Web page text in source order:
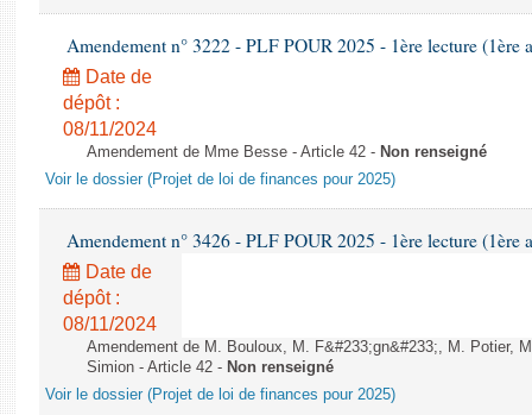
Amendement n° 3222 - PLF POUR 2025 - 1ère lecture (1ère
Date de
dépôt :
08/11/2024
Amendement de Mme Besse - Article 42 - Non renseigné
Voir le dossier (Projet de loi de finances pour 2025)
Amendement n° 3426 - PLF POUR 2025 - 1ère lecture (1ère
Date de
dépôt :
08/11/2024
Amendement de M. Bouloux, M. F&#233;gn&#233;, M. Potier,
Simion - Article 42 - Non renseigné
Voir le dossier (Projet de loi de finances pour 2025)